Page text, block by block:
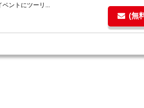
ントにツーリ...
(無